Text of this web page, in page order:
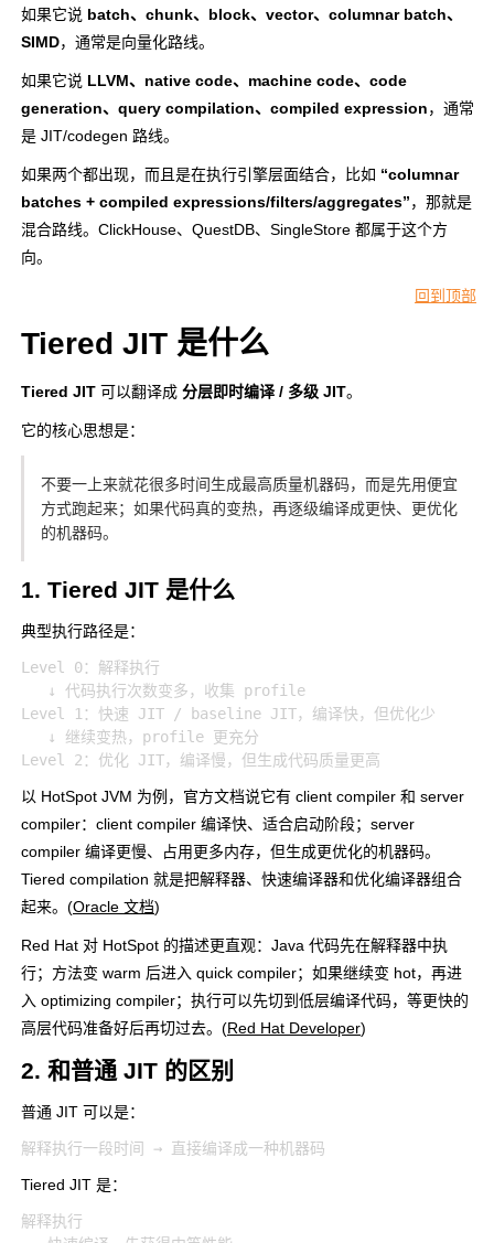
如果它说 batch、chunk、block、vector、columnar batch、
SIMD，通常是向量化路线。
如果它说 LLVM、native code、machine code、code
generation、query compilation、compiled expression，通常
是 JIT/codegen 路线。
如果两个都出现，而且是在执行引擎层面结合，比如 “columnar
batches + compiled expressions/filters/aggregates”，那就是
混合路线。ClickHouse、QuestDB、SingleStore 都属于这个方
向。
回到顶部
Tiered JIT 是什么
Tiered JIT 可以翻译成 分层即时编译 / 多级 JIT。
它的核心思想是：
不要一上来就花很多时间生成最高质量机器码，而是先用便宜
方式跑起来；如果代码真的变热，再逐级编译成更快、更优化
的机器码。
1. Tiered JIT 是什么
典型执行路径是：
Level 0：解释执行
Level 1：快速 JIT / baseline JIT，编译快，但优化少
以 HotSpot JVM 为例，官方文档说它有 client compiler 和 server
compiler：client compiler 编译快、适合启动阶段；server
compiler 编译更慢、占用更多内存，但生成更优化的机器码。
Tiered compilation 就是把解释器、快速编译器和优化编译器组合
起来。(Oracle 文档)
Red Hat 对 HotSpot 的描述更直观：Java 代码先在解释器中执
行；方法变 warm 后进入 quick compiler；如果继续变 hot，再进
入 optimizing compiler；执行可以先切到低层编译代码，等更快的
高层代码准备好后再切过去。(Red Hat Developer)
2. 和普通 JIT 的区别
普通 JIT 可以是：
Tiered JIT 是：
解释执行